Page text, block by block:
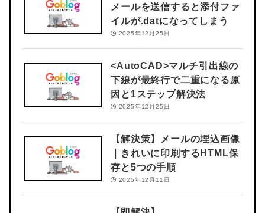
メールを送信すると添付ファ
イルが.datになってしまう
2025年12月25日
<AutoCAD>マルチ引出線の
下線が最終行で二重になる原
因と1ステップ解決法
2025年12月25日
【解決策】メールの埋込画像
｜きれいに印刷するHTML保
存と5つの手順
2025年12月11日